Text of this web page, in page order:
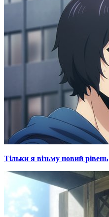
Тільки я візьму новий рівень